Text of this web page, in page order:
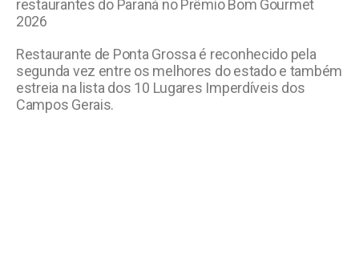
restaurantes do Paraná no Prêmio Bom Gourmet
2026
Restaurante de Ponta Grossa é reconhecido pela
segunda vez entre os melhores do estado e também
estreia na lista dos 10 Lugares Imperdíveis dos
Campos Gerais.